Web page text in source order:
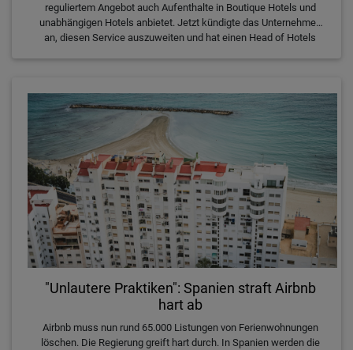
reguliertem Angebot auch Aufenthalte in Boutique Hotels und
unabhängigen Hotels anbietet. Jetzt kündigte das Unternehmen
an, diesen Service auszuweiten und hat einen Head of Hotels
"Unlautere Praktiken": Spanien straft Airbnb
hart ab
Airbnb muss nun rund 65.000 Listungen von Ferienwohnungen
löschen. Die Regierung greift hart durch. In Spanien werden die